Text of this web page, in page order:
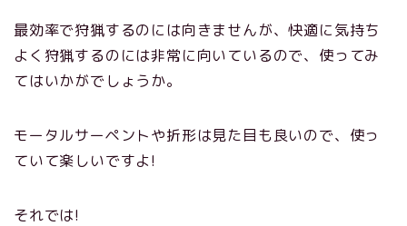
最効率で狩猟するのには向きませんが、快適に気持ち
よく狩猟するのには非常に向いているので、使ってみ
てはいかがでしょうか。
モータルサーペントや折形は見た目も良いので、使っ
ていて楽しいですよ!
それでは!